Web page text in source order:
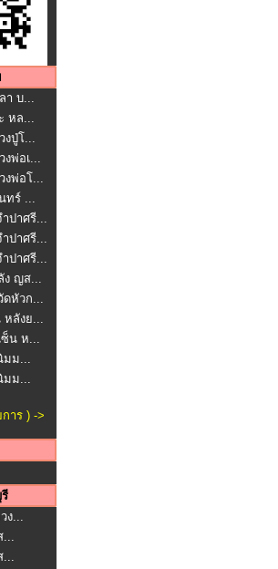
า บ...
หล...
งปู่โ...
พ่อเ...
งพ่อโ...
ทร์ ...
ปาศรี...
ปาศรี...
ปาศรี...
ง ญส...
ดหัวก...
หลังย...
ซ็น ห...
มม...
มม...
าร ) ->
ง...
...
...